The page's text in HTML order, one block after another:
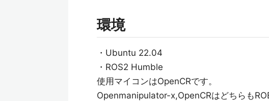
環境
・Ubuntu 22.04
・ROS2 Humble
使用マイコンはOpenCRです。
Openmanipulator-x,OpenCRはどちらも